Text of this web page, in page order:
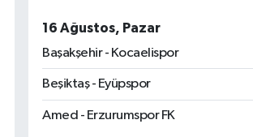
16 Ağustos, Pazar
Başakşehir - Kocaelispor
Beşiktaş - Eyüpspor
Amed - Erzurumspor FK